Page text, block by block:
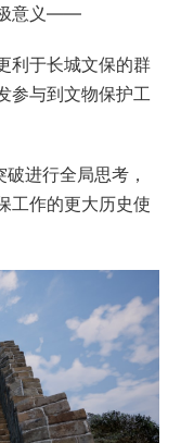
极意义——
利于长城文保的群
参与到文物保护工
进行全局思考，
工作的更大历史使